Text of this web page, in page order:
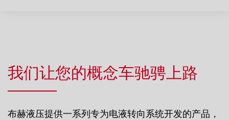
我们让您的概念车驰骋上路
布赫液压提供一系列专为电液转向系统开发的产品，